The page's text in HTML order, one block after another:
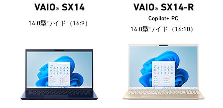
VAIO® SX14
14.0型ワイド（16:9）
VAIO®SX14-R
Copilot+ PC
14.0型ワイド（16:10）